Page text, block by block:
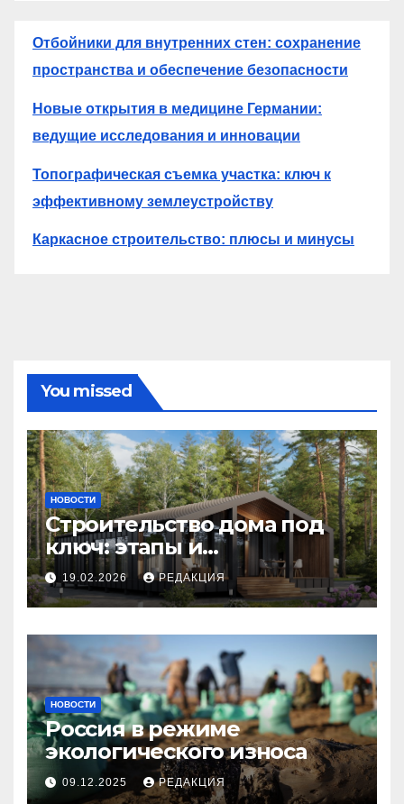
Отбойники для внутренних стен: сохранение
пространства и обеспечение безопасности
Новые открытия в медицине Германии:
ведущие исследования и инновации
Топографическая съемка участка: ключ к
эффективному землеустройству
Каркасное строительство: плюсы и минусы
You missed
НОВОСТИ
Строительство дома под
ключ: этапы и
планирование бюджета
19.02.2026 РЕДАКЦИЯ
НОВОСТИ
Россия в режиме
экологического износа
09.12.2025 РЕДАКЦИЯ